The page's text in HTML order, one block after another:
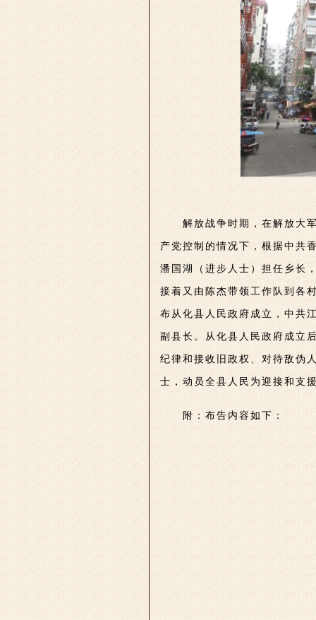
解放战争时期，在解放大
产党控制的情况下，根据中共
潘国湖（进步人士）担任乡长
接着又由陈杰带领工作队到各
布从化县人民政府成立，中共
副县长。从化县人民政府成立
纪律和接收旧政权、对待敌伪
士，动员全县人民为迎接和支
附：布告内容如下：